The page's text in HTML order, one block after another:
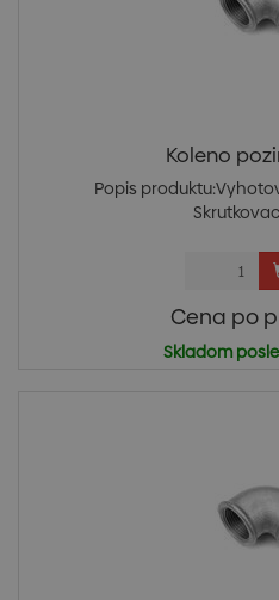
Koleno
Popis
Cena po
Skladom